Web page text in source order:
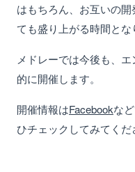
はもちろん、お互いの
ても盛り上がる時間とな
メドレーでは今後も、
的に開催します。
開催情報はFacebookな
ひチェックしてみてくだ